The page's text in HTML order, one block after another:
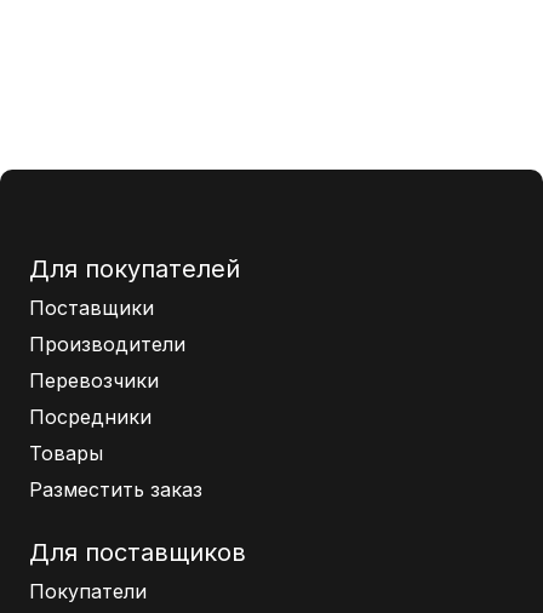
Для покупателей
Поставщики
Производители
Перевозчики
Посредники
Товары
Разместить заказ
Для поставщиков
Покупатели